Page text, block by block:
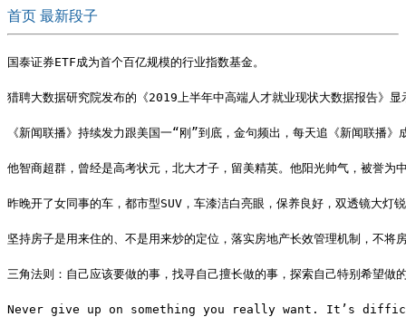
首页 最新段子
国泰证券ETF成为首个百亿规模的行业指数基金。
猎聘大数据研究院发布的《2019上半年中高端人才就业现状大数据报告》
《新闻联播》持续发力跟美国一“刚”到底，金句频出，每天追《新闻联播》
他智商超群，曾经是高考状元，北大才子，留美精英。他阳光帅气，被誉
昨晚开了女同事的车，都市型SUV，车漆洁白亮眼，保养良好，双透镜大
坚持房子是用来住的、不是用来炒的定位，落实房地产长效管理机制，不将
三角法则：自己应该要做的事，找寻自己擅长做的事，探索自己特别希望做
Never give up on something you really want. It’s difficult